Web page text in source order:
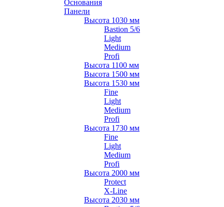
Основания
Панели
Высота 1030 мм
Bastion 5/6
Light
Medium
Profi
Высота 1100 мм
Высота 1500 мм
Высота 1530 мм
Fine
Light
Medium
Profi
Высота 1730 мм
Fine
Light
Medium
Profi
Высота 2000 мм
Protect
X-Line
Высота 2030 мм